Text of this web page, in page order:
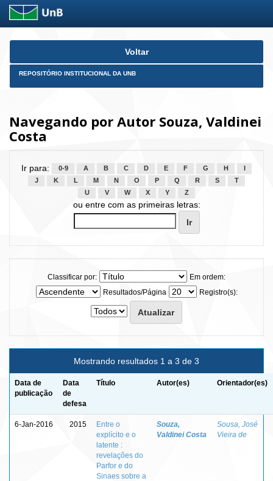
Skip
Voltar
REPOSITÓRIO INSTITUCIONAL DA UNB
Navegando por Autor Souza, Valdinei
Costa
Ir para: 0-9 A B C D E F G H
J
K L M N O P Q R S
T
U
V W X Y Z
ou entre com as primeiras letras:
Classificar por:
Em ordem:
Resultados/Página
Registro(s):
Mostrando resultados 1 a 3 de 3
Data de
publicação
Data
de
defesa
Título Autor(es) Orientador(es)
6-Jan-2016 2015
Entre o
explícito e o
latente :
revelações do
Parfor e do
Sinaes sobre a
Souza,
Valdinei Costa
Sousa, José
Vieira de